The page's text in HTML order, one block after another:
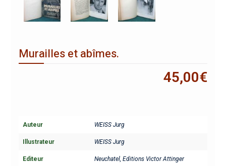
Murailles et abîmes.
45,00€
Auteur WEISS Jurg
Illustrateur WEISS Jurg
Editeur Neuchatel, Editions Victor Attinger